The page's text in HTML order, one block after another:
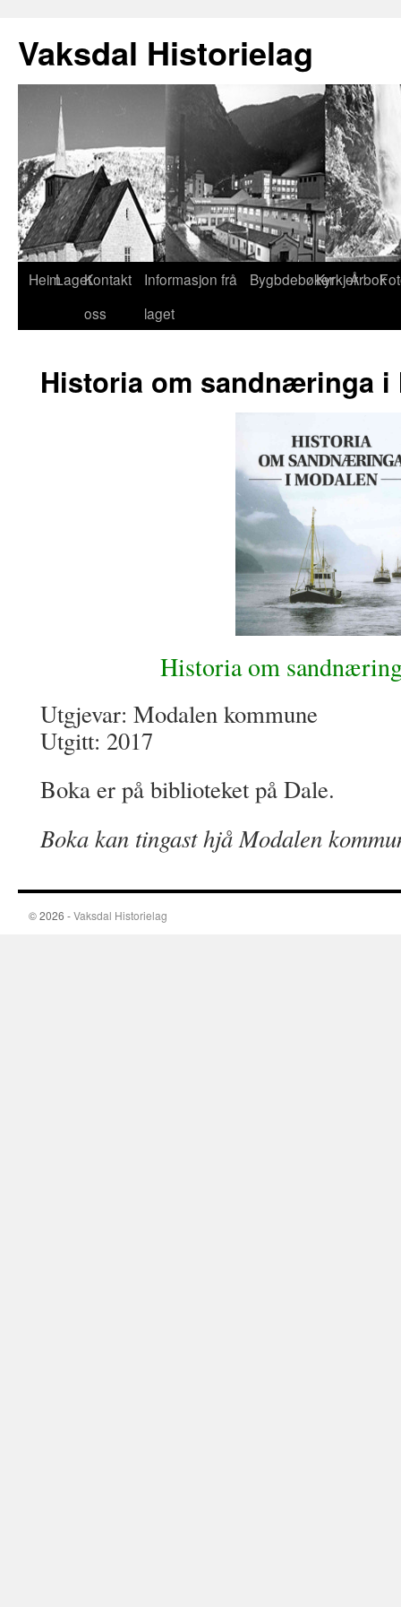
Vaksdal Historielag
HeimLagetKontakt
oss
Informasjon frå
laget
BygbdebøkerKyrkjerÅrbok
Historia om sandnæringa i
Historia om
Utgjevar: Modalen kommune
Utgitt: 2017
Boka er på biblioteket på Dale.
Boka kan tingast hjå Modalen
© 2026 -Vaksdal Historielag